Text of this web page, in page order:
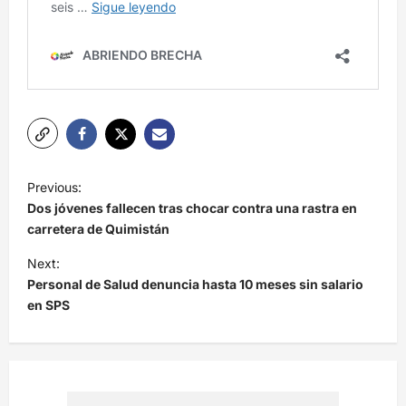
N
a
v
e
g
a
c
Previous:
Dos jóvenes fallecen tras chocar contra una rastra en
carretera de Quimistán
Next:
Personal de Salud denuncia hasta 10 meses sin salario
en SPS